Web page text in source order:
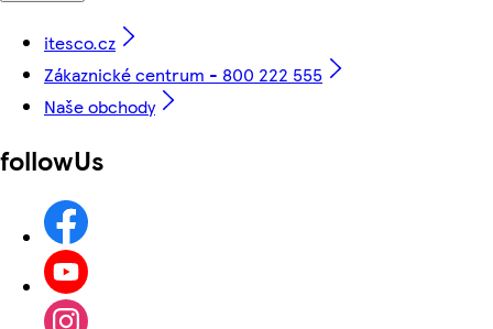
itesco.cz
Zákaznické centrum - 800 222 555
Naše obchody
followUs